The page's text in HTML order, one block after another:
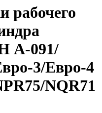
рабочего
А-091/
3/Евро-4
NQR71